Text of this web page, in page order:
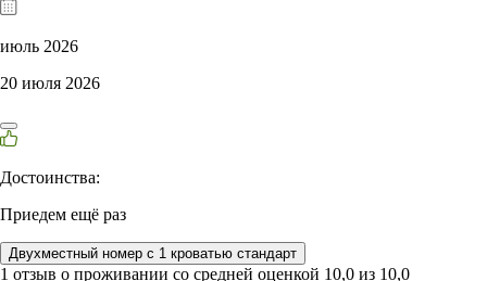
июль 2026
20 июля 2026
Достоинства:
Приедем ещё раз
Двухместный номер с 1 кроватью стандарт
1 отзыв о проживании со средней оценкой 10,0 из 10,0